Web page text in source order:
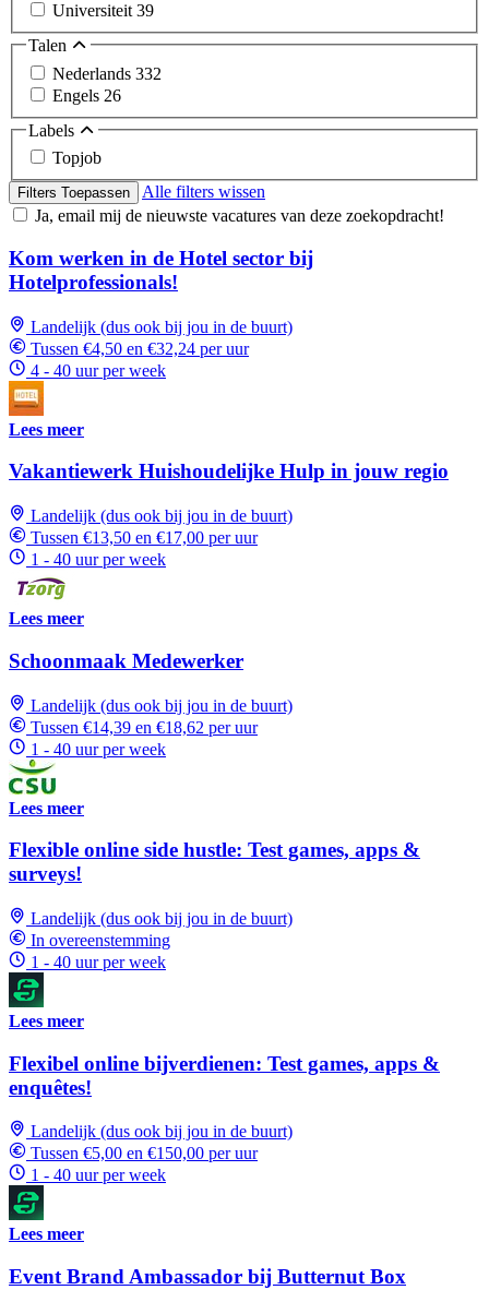
Universiteit 39
Talen
Nederlands 332
Engels 26
Labels
Topjob
Filters Toepassen
Alle filters wissen
Ja, email mij de nieuwste vacatures van deze zoekopdracht!
Kom werken in de Hotel sector bij
Hotelprofessionals!
Landelijk (dus ook bij jou in de buurt)
Tussen €4,50 en €32,24 per uur
4 - 40 uur per week
Lees meer
Vakantiewerk Huishoudelijke Hulp in jouw regio
Landelijk (dus ook bij jou in de buurt)
Tussen €13,50 en €17,00 per uur
1 - 40 uur per week
Lees meer
Schoonmaak Medewerker
Landelijk (dus ook bij jou in de buurt)
Tussen €14,39 en €18,62 per uur
1 - 40 uur per week
Lees meer
Flexible online side hustle: Test games, apps &
surveys!
Landelijk (dus ook bij jou in de buurt)
In overeenstemming
1 - 40 uur per week
Lees meer
Flexibel online bijverdienen: Test games, apps &
enquêtes!
Landelijk (dus ook bij jou in de buurt)
Tussen €5,00 en €150,00 per uur
1 - 40 uur per week
Lees meer
Event Brand Ambassador bij Butternut Box